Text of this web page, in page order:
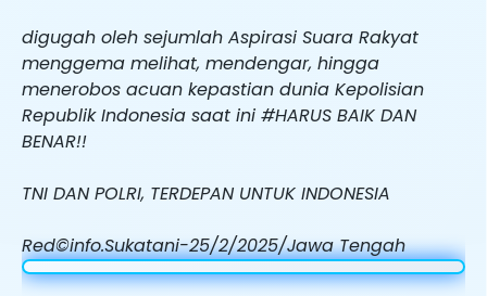
digugah oleh sejumlah Aspirasi Suara Rakyat
menggema melihat, mendengar, hingga
menerobos acuan kepastian dunia Kepolisian
Republik Indonesia saat ini #HARUS BAIK DAN
BENAR!!
TNI DAN POLRI, TERDEPAN UNTUK INDONESIA
Red©info.Sukatani-25/2/2025/Jawa Tengah